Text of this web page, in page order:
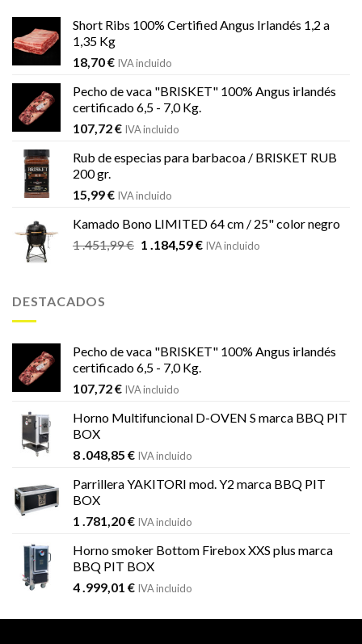
Short Ribs 100% Certified Angus Irlandés 1,2 a
1,35 Kg
18,70€ IVA incluido
Pecho de vaca "BRISKET" 100% Angus irlandés
certificado 6,5 - 7,0 Kg.
107,72€ IVA incluido
Rub de especias para barbacoa / BRISKET RUB
200 gr.
15,99€ IVA incluido
Kamado Bono LIMITED 64 cm / 25" color negro
1 .451,99€ El
1 .184,59€ElIVA incluido
DESTACADOS
Pecho de vaca "BRISKET" 100% Angus irlandés
certificado 6,5 - 7,0 Kg.
107,72€ IVA incluido
Horno Multifuncional D-OVEN S marca BBQ PIT
BOX
8 .048,85 € IVA incluido
Parrillera YAKITORI mod. Y2 marca BBQ PIT
BOX
1 .781,20€ IVA incluido
Horno smoker Bottom Firebox XXS plus marca
BBQ PIT BOX
4 .999,01 € IVA incluido